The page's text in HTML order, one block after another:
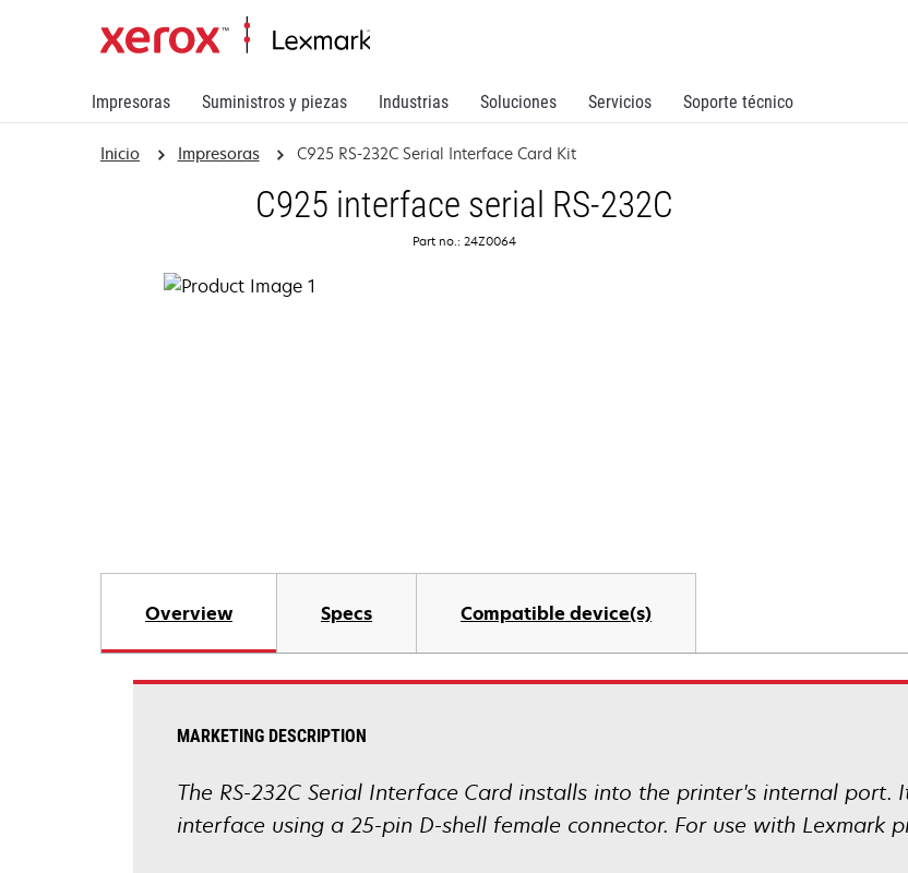
Impresoras Suministros y piezas Industrias Soluciones Servicios Soporte técnico
Inicio Impresoras C925 RS-232C Serial Interface Card Kit
C925 interface serial RS-232C
Part no.: 24Z0064
Overview Specs Compatible device(s)
MARKETING DESCRIPTION
The RS-232C Serial Interface Card installs into the printer's internal port.
interface using a 25-pin D-shell female connector. For use with Lexmark